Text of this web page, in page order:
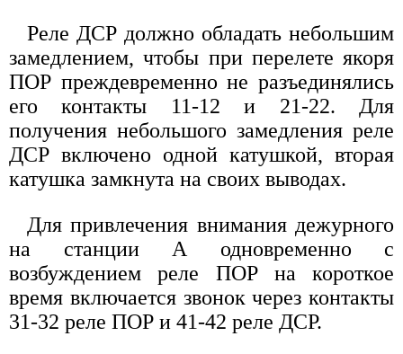
Реле ДСР должно обладать небольшим
замедлением, чтобы при перелете якоря
ПОР преждевременно не разъединялись
его контакты 11-12 и 21-22. Для
получения небольшого замедления реле
ДСР включено одной катушкой, вторая
катушка замкнута на своих выводах.
Для привлечения внимания дежурного
на станции А одновременно с
возбуждением реле ПОР на короткое
время включается звонок через контакты
31-32 реле ПОР и 41-42 реле ДСР.